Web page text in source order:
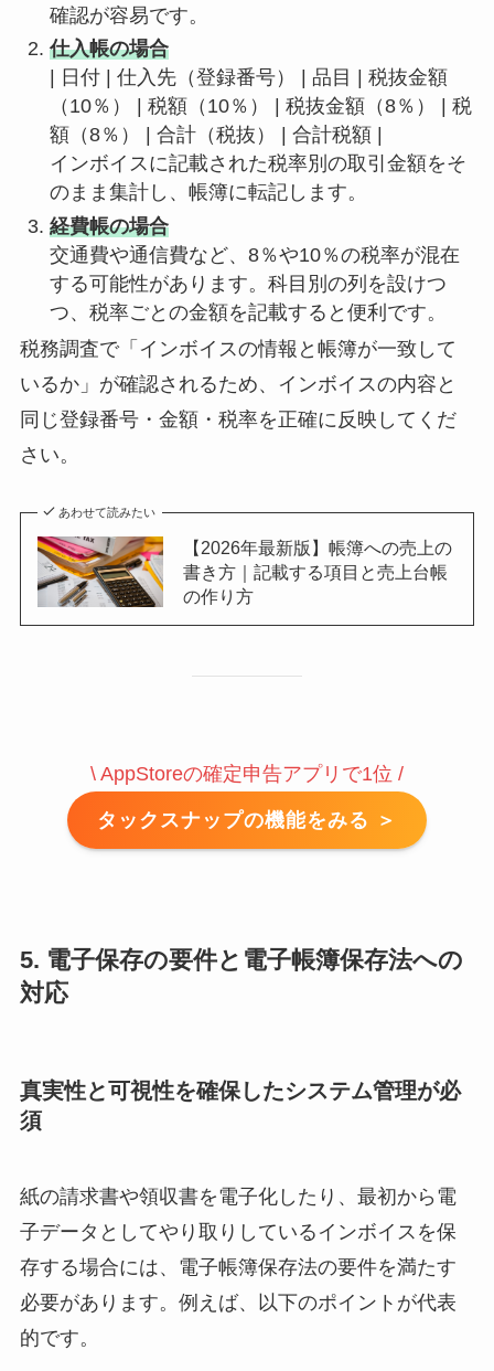
確認が容易です。
仕入帳の場合
| 日付 | 仕入先（登録番号） | 品目 | 税抜金額
（10％） | 税額（10％） | 税抜金額（8％） | 税
額（8％） | 合計（税抜） | 合計税額 |
インボイスに記載された税率別の取引金額をそ
のまま集計し、帳簿に転記します。
経費帳の場合
交通費や通信費など、8％や10％の税率が混在
する可能性があります。科目別の列を設けつ
つ、税率ごとの金額を記載すると便利です。
税務調査で「インボイスの情報と帳簿が一致して
いるか」が確認されるため、インボイスの内容と
同じ登録番号・金額・税率を正確に反映してくだ
さい。
あわせて読みたい
【2026年最新版】帳簿への売上の
書き方｜記載する項目と売上台帳
の作り方
\ AppStoreの確定申告アプリで1位 /
タックスナップの機能をみる ＞
5. 電子保存の要件と電子帳簿保存法への
対応
真実性と可視性を確保したシステム管理が必
須
紙の請求書や領収書を電子化したり、最初から電
子データとしてやり取りしているインボイスを保
存する場合には、電子帳簿保存法の要件を満たす
必要があります。例えば、以下のポイントが代表
的です。